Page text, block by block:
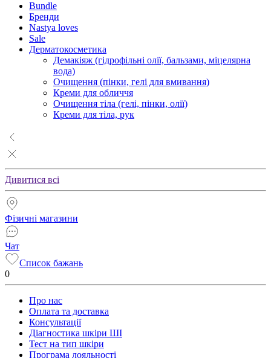
Bundle
Бренди
Nastya loves
Sale
Дерматокосметика
Демакіяж (гідрофільні олії, бальзами, міцелярна
вода)
Очищення (пінки, гелі для вмивання)
Креми для обличчя
Очищення тіла (гелі, пінки, олії)
Креми для тіла, рук
Дивитися всі
Фізичні магазини
Чат
Список бажань
0
Про нас
Оплата та доставка
Консультації
Діагностика шкіри ШІ
Тест на тип шкіри
Програма лояльності